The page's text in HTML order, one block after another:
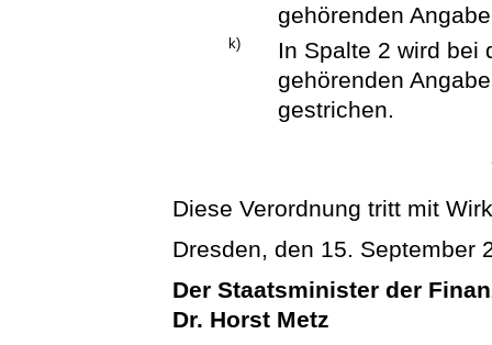
gehörenden
k)
In Spalte 2 wird bei
gehörenden
gestrichen.
Diese Verordnung tritt mit
Dresden, den 15. September
Der Staatsminister der
Dr. Horst Metz